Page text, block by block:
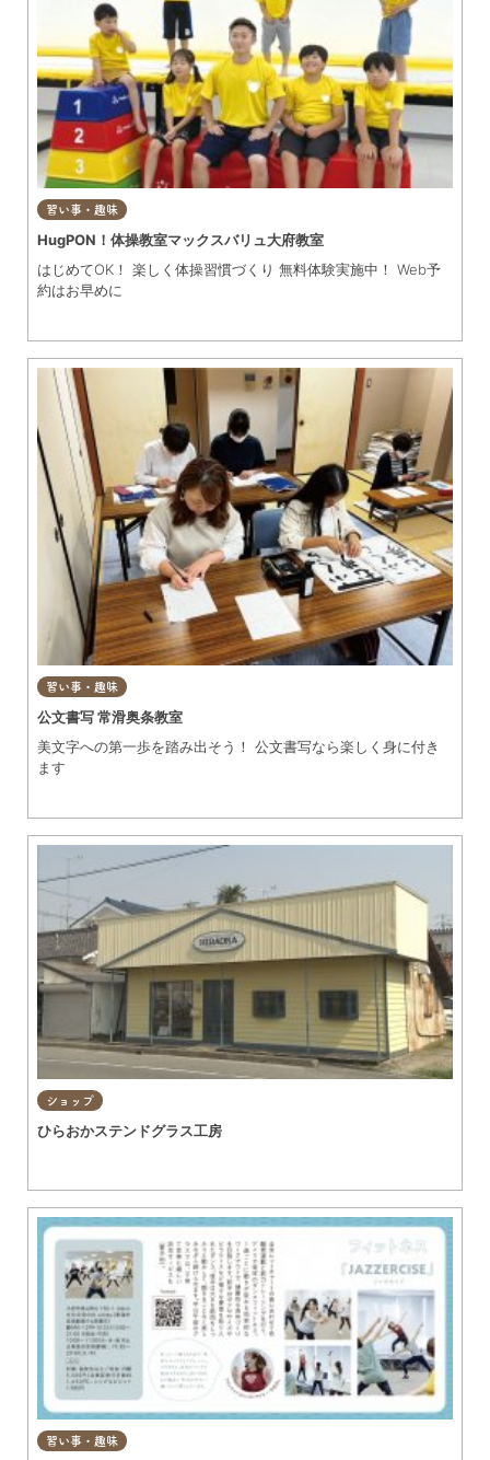
習い事・趣味
HugPON！体操教室マックスバリュ大府教室
はじめてOK！ 楽しく体操習慣づくり 無料体験実施中！ Web予
約はお早めに
習い事・趣味
公文書写 常滑奥条教室
美文字への第一歩を踏み出そう！ 公文書写なら楽しく身に付き
ます
ショップ
ひらおかステンドグラス工房
習い事・趣味